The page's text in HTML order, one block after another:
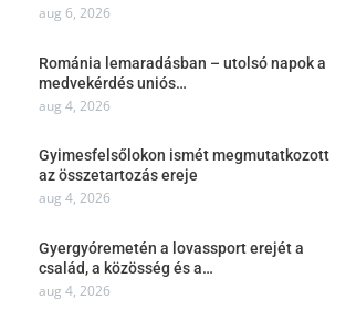
aug 6, 2026
Románia lemaradásban – utolsó napok a
medvekérdés uniós…
aug 4, 2026
Gyimesfelsőlokon ismét megmutatkozott
az összetartozás ereje
aug 4, 2026
Gyergyóremetén a lovassport erejét a
család, a közösség és a…
aug 4, 2026